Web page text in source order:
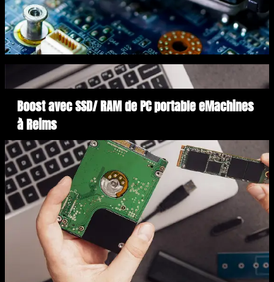
Boost avec SSD/ RAM de PC portable eMachines
à Reims